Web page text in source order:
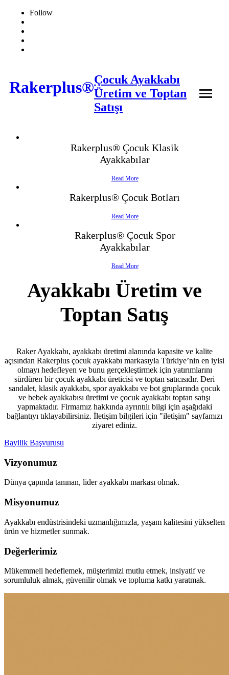
Follow
Rakerplus®Çocuk Ayakkabı
Üretim ve Toptan
Satışı
- Çocuk Spor Ayakkabı
- Klasik Çocuk Ayakkabı
- Çocuk Sandalet
- İlk Adım & Bebek Ayakkabı
Rakerplus® Çocuk Klasik
Ayakkabılar
Read More
Rakerplus® Çocuk Botları
Read More
Rakerplus® Çocuk Spor
Ayakkabılar
Read More
Ayakkabı Üretim ve
Toptan Satış
Raker Ayakkabı, ayakkabı üretimi alanında kapasite ve kalite
açısından Rakerplus çocuk ayakkabı markasıyla Türkiye’nin en iyisi
olmayı hedefleyen ve bunu gerçekleştirmek için yatırımlarını
sürdüren bir çocuk ayakkabı üreticisi ve toptan satıcısıdır. Deri
sandalet, klasik ayakkabı, spor ayakkabı ve bot gruplarında çocuk
ve bebek ayakkabısı üretimi ve çocuk ayakkabı toptan satışı
yapmaktadır. Firmamız hakkında ayrıntılı bilgi için aşağıdaki
bağlantıyı tıklayabilirsiniz. İletişim bilgileri için "iletişim" sayfamızı
ziyaret ediniz.
Bayilik Başvurusu
Vizyonumuz
Dünya çapında tanınan, lider ayakkabı markası olmak.
Misyonumuz
Ayakkabı endüstrisindeki uzmanlığımızla, yaşam kalitesini yükselten
ürün ve hizmetler sunmak.
Değerlerimiz
Mükemmeli hedeflemek, müşterimizi mutlu etmek, insiyatif ve
sorumluluk almak, güvenilir olmak ve topluma katkı yaratmak.